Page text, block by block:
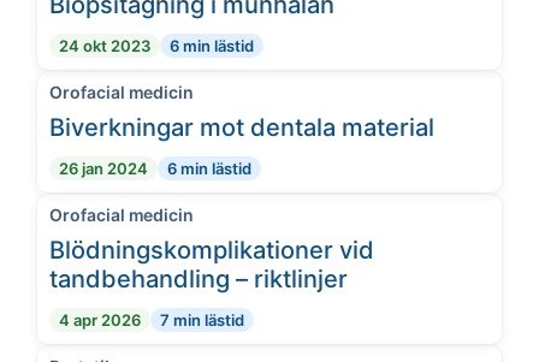
24 okt 2023 6 min lästid
Orofacial medicin
Biverkningar mot dentala material
26 jan 2024 6 min lästid
Orofacial medicin
Blödningskomplikationer vid
tandbehandling – riktlinjer
4 apr 2026 7 min lästid